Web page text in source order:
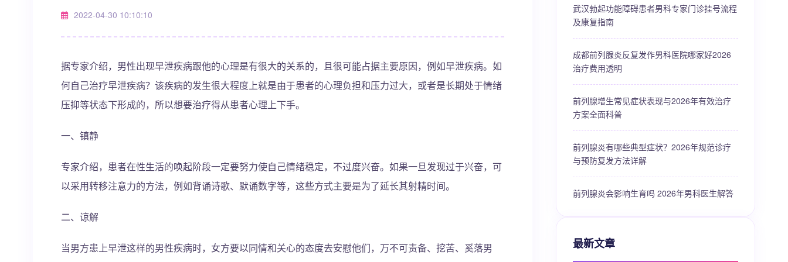
2022-04-30 10:10:10
据专家介绍，男性出现早泄疾病跟他的心理是有很大的关系的，且很可能占据主要原因，例如早泄疾病。如
何自己治疗早泄疾病？该疾病的发生很大程度上就是由于患者的心理负担和压力过大，或者是长期处于情绪
压抑等状态下形成的，所以想要治疗得从患者心理上下手。
一、镇静
专家介绍，患者在性生活的唤起阶段一定要努力使自己情绪稳定，不过度兴奋。如果一旦发现过于兴奋，可
以采用转移注意力的方法，例如背诵诗歌、默诵数字等，这些方式主要是为了延长其射精时间。
二、谅解
当男方患上早泄这样的男性疾病时，女方要以同情和关心的态度去安慰他们，万不可责备、挖苦、奚落男
武汉勃起功能障碍患者男科专家门诊挂号流程
及康复指南
成都前列腺炎反复发作男科医院哪家好2026
治疗费用透明
前列腺增生常见症状表现与2026年有效治疗
方案全面科普
前列腺炎有哪些典型症状？2026年规范诊疗
与预防复发方法详解
前列腺炎会影响生育吗 2026年男科医生解答
最新文章